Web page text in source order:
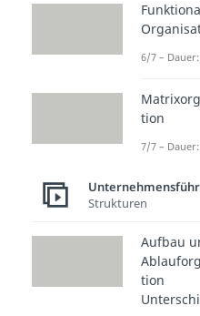
Aufbau
und
ganisati
on
Untersc
hied
Dauer: 02:37
6/7 –
tion
7/7 –
Strukturen
Aufbau
tion